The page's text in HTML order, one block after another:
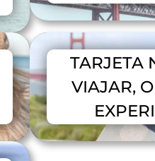
TARJETA
VIAJAR,